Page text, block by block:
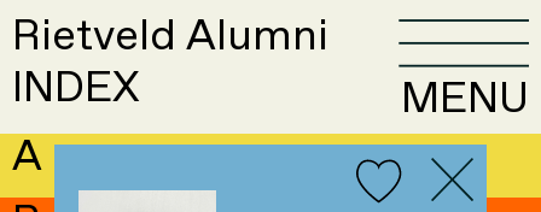
Rietveld Alumni
INDEX
MENU
A